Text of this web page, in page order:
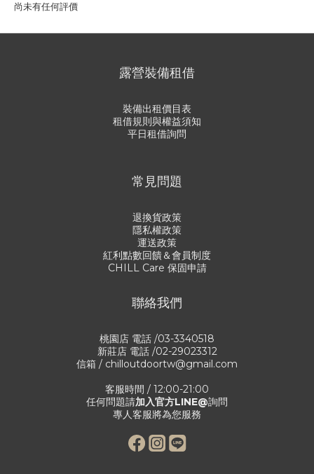
尚未有任何評價
露營裝備租借
裝備出租價目表
租借規則與權益須知
平日租借詢問
常見問題
退換貨政策
隱私權政策
運送政策
紅利點數回饋＆會員制度
CHILL Care 保固申請
聯絡我們
桃園店 電話 /03-3340518
新莊店 電話 /02-29023312
信箱 / chilloutdoortw@gmail.com
客服時間 / 12:00-21:00
任何問題請加入官方LINE@詢問
專人客服將為您服務